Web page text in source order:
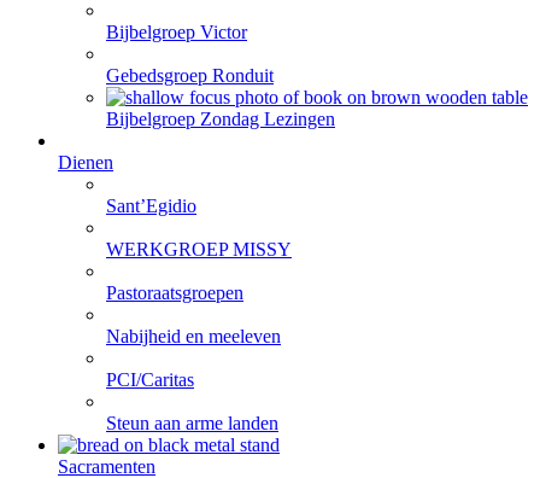
Bijbelgroep Victor
Gebedsgroep Ronduit
Bijbelgroep Zondag Lezingen
Dienen
Sant’Egidio
WERKGROEP MISSY
Pastoraatsgroepen
Nabijheid en meeleven
PCI/Caritas
Steun aan arme landen
Sacramenten